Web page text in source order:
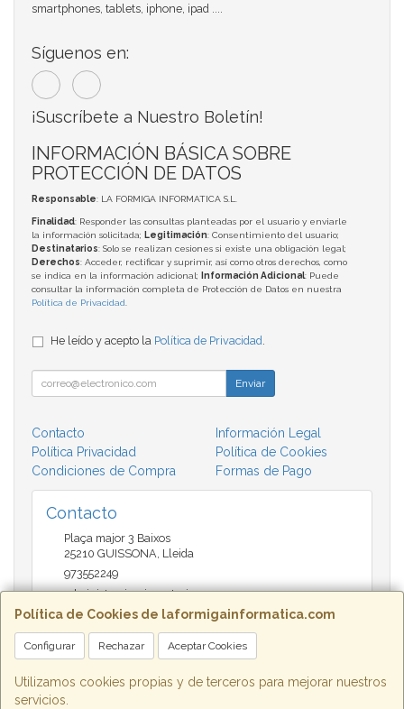
Política de Cookies de laformigainformatica.com
Configurar Rechazar Aceptar Cookies
Utilizamos cookies propias y de terceros para mejorar nuestros
servicios.
smartphones, tablets, iphone, ipad ....
Síguenos en:
¡Suscríbete a Nuestro Boletín!
INFORMACIÓN BÁSICA SOBRE
PROTECCIÓN DE DATOS
Responsable: LA FORMIGA INFORMATICA S.L.
Finalidad: Responder las consultas planteadas por el usuario y enviarle
la información solicitada; Legitimación: Consentimiento del usuario;
Destinatarios: Solo se realizan cesiones si existe una obligación legal;
Derechos: Acceder, rectificar y suprimir, así como otros derechos, como
se indica en la información adicional;
Información Adicional: Puede
consultar la información completa de Protección de Datos en nuestra
Política de Privacidad
He leído y acepto la Política de Privacidad
Enviar
Contacto
Información Legal
Política Privacidad
Política de Cookies
Condiciones de Compra
Formas de Pago
Contacto
Plaça major 3 Baixos
25210 GUISSONA Lleida
973552249
administracio@insectari.com
Horario
Matí de 9 a 13:30 - Tarda 17 a 20:30